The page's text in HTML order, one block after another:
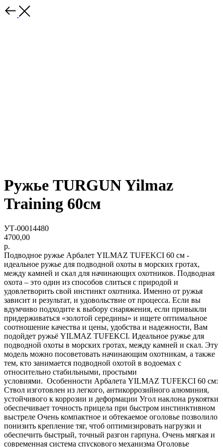
Ружье TURGUN Yilmaz
Training 60см
УТ-00014480
4700,00
р.
Подводное ружье Арбалет YILMAZ TUFEKCI 60 см -
идеальное ружье для подводной охоты в морских гротах,
между камней и скал для начинающих охотников. Подводная
охота – это один из способов слиться с природой и
удовлетворить свой инстинкт охотника. Именно от ружья
зависит и результат, и удовольствие от процесса. Если вы
вдумчиво подходите к выбору снаряжения, если привыкли
придерживаться «золотой середины» и ищете оптимальное
соотношение качества и цены, удобства и надежности, Вам
подойдет ружьё YILMAZ TUFEKCI. Идеальное ружье для
подводной охоты в морских гротах, между камней и скал. Эту
модель можно посоветовать начинающим охотникам, а также
тем, кто занимается подводной охотой в водоемах с
относительно стабильными, простыми
условиями. Особенности Арбалета YILMAZ TUFEKCI 60 см:
Ствол изготовлен из легкого, антикоррозийного алюминия,
устойчивого к коррозии и деформации Угол наклона рукоятки
обеспечивает точность прицела при быстром инстинктивном
выстреле Очень компактное и обтекаемое оголовье позволило
понизить крепление тяг, чтоб оптимизировать нагрузки и
обеспечить быстрый, точный разгон гарпуна. Очень мягкая и
современная система спускового механизма Оголовье